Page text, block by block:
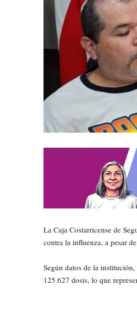
La Caja Costarricense de
contra la influenza, a pesar
​Según datos de la
125.627 dosis, lo que